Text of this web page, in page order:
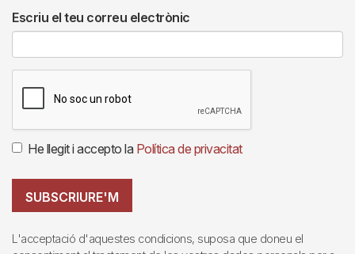
Escriu el teu correu electrònic
He llegit i accepto la Política de privacitat
SUBSCRIURE'M
L'acceptació d'aquestes condicions, suposa que doneu el